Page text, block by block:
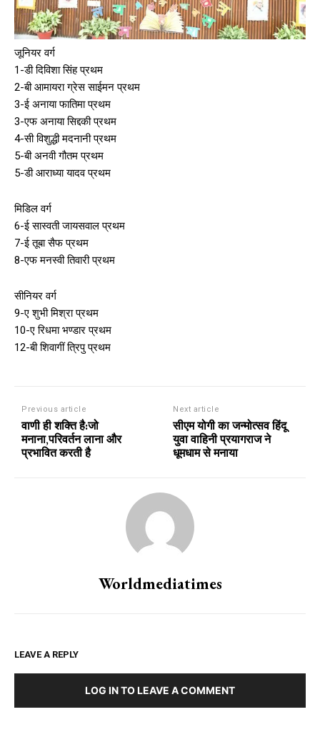
Member full access
/ year
Praesent euismod ac
Ut mollis pellentesque tortor
Nullam eu erat condimentum
Orci varius natoque dolor
YEARLY PRICING
जूनियर वर्ग
1-डी दिविशा सिंह प्रथम
2-बी आमायरा ग्रेस साईमन प्रथम
3-ई अनाया फातिमा प्रथम
3-एफ अनाया सिद्दकी प्रथम
4-सी विशुद्धी मदनानी प्रथम
5-बी अनवी गौतम प्रथम
5-डी आराध्या यादव प्रथम
मिडिल वर्ग
6-ई सास्वती जायसवाल प्रथम
7-ई तूबा सैफ प्रथम
8-एफ मनस्वी तिवारी प्रथम
सीनियर वर्ग
9-ए शुभी मिश्रा प्रथम
10-ए रिधमा भण्डार प्रथम
12-बी शिवागीं त्रिपु प्रथम
Previous article
वाणी ही शक्ति है:जो
मनाना,परिवर्तन लाना और
प्रभावित करती है
Next article
सीएम योगी का जन्मोत्सव हिंदू
युवा वाहिनी प्रयागराज ने
धूमधाम से मनाया
Worldmediatimes
LEAVE A REPLY
LOG IN TO LEAVE A COMMENT